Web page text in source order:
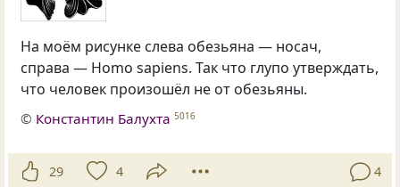
На моём рисунке слева обезьяна — носач,
справа — Homo sapiens. Так что глупо утверждать,
что человек произошёл не от обезьяны.
© Константин Балухта 5016
29 4 4